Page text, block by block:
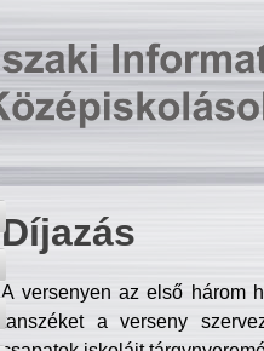
Díjazás
A versenyen az első három
tanszéket a verseny